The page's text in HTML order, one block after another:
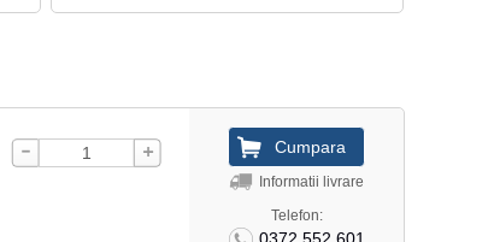
Informatii livrare
Telefon: